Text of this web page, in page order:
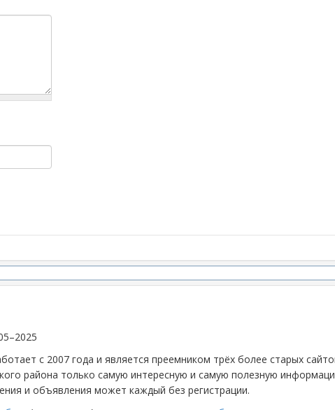
с 2007 года и является преемником трёх более старых
района только самую интересную и самую полезную
и объявления может каждый без регистрации.